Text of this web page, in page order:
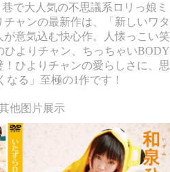
で大人気の不思議系ロリっ娘ミ
ャンの最新作は、「新しいワタ
意気込む快心作。人懐っこい笑
ひよりチャン、ちっちゃいBODY
ひよりチャンの愛らしさに、思
なる」至極の1作です！
他图片展示